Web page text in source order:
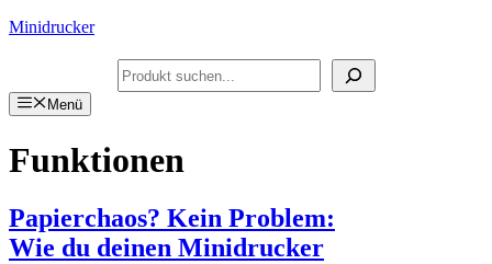
Zum
Minidrucker
Suchen
Menü
Funktionen
Papierchaos? Kein Problem:
Wie du deinen Minidrucker